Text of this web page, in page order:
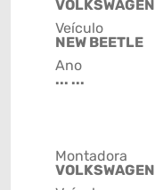
VOLKSWAGEN
Veículo
NEW BEETLE
Ano
... ...
Montadora
VOLKSWAGEN